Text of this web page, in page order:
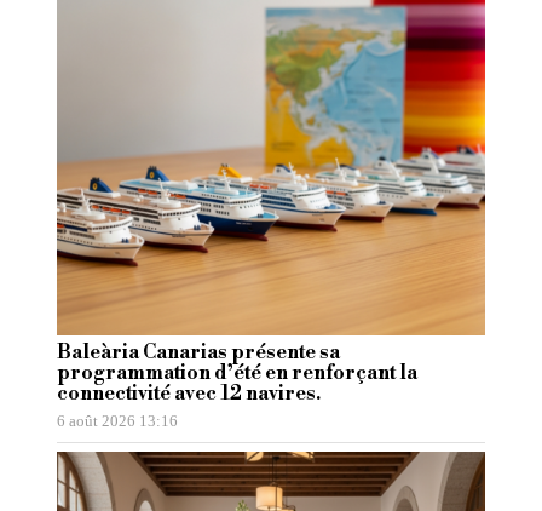
Baleària Canarias présente sa
programmation d’été en renforçant la
connectivité avec 12 navires.
6 août 2026 13:16